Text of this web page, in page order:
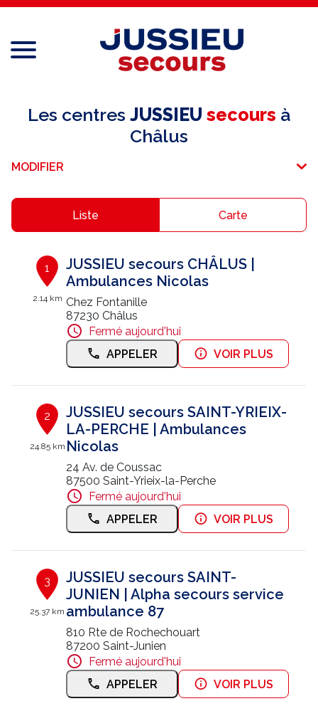
Menu
Réseau national
Services aux professionnels
E-paiement
Une question ?
Nous contacter
Trouver un centre JUSSIEU
Les centres JUSSIEU secours à
Châlus
MODIFIER
Liste Carte
1
2.14 km
JUSSIEU secours CHÂLUS |
Ambulances Nicolas
Chez Fontanille
87230 Châlus
Fermé aujourd'hui
APPELER
VOIR PLUS
2
24.85 km
JUSSIEU secours SAINT-YRIEIX-
LA-PERCHE | Ambulances
Nicolas
24 Av. de Coussac
87500 Saint-Yrieix-la-Perche
Fermé aujourd'hui
APPELER
VOIR PLUS
3
25.37 km
JUSSIEU secours SAINT-
JUNIEN | Alpha secours service
ambulance 87
810 Rte de Rochechouart
87200 Saint-Junien
Fermé aujourd'hui
APPELER
VOIR PLUS